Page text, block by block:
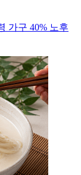
가구 40% 노후